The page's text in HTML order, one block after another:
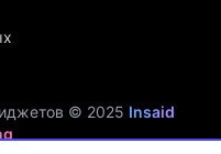
© 2025 Insaid